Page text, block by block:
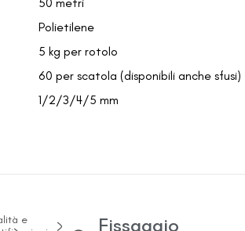
Polietilene
5 kg per rotolo
60 per scatola (disponibili anche sfusi)
1/2/3/4/5 mm
e
Fissaggio